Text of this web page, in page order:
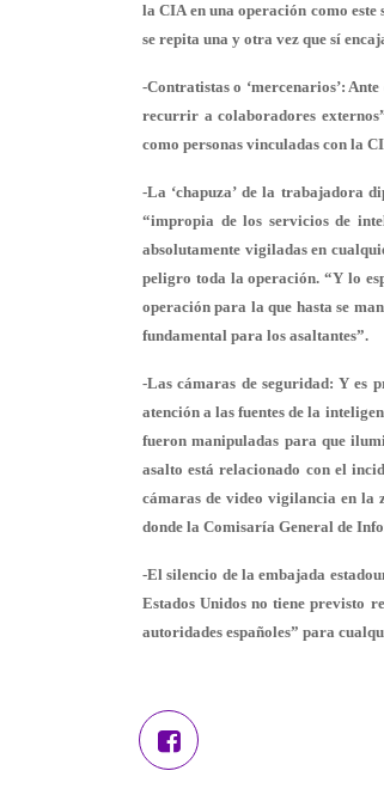
la CIA en una operación como este
se repita una y otra vez que sí
-Contratistas o ‘mercenarios’: Ante
recurrir a colaboradores
como personas vinculadas con la
-La ‘chapuza’ de la trabajadora
“impropia de los servicios de
absolutamente vigiladas en
peligro toda la operación. “Y lo
operación para la que hasta se
fundamental para los asaltantes”.
-Las cámaras de seguridad: Y es
atención a las fuentes de la
fueron manipuladas para que
asalto está relacionado con el
cámaras de video vigilancia en la
donde la Comisaría General de
-El silencio de la embajada
Estados Unidos no tiene previsto
autoridades españoles” para